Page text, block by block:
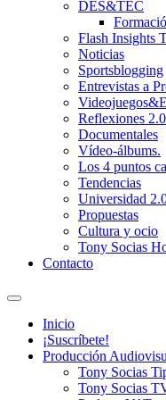
DES&TEC
Flash Insights
Noticias
Sportsblogging
Entrevistas a
Reflexiones 2.0
Documentales
Vídeo-álbums.
Los 4 puntos
Tendencias
Universidad
Propuestas
Cultura y ocio
Tony Socias
Contacto
Alternar
campo
búsqueda
Inicio
¡Suscríbete!
Producción
Tony Socias
Tony Socias